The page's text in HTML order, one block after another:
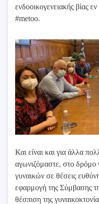
ενδοοικογενειακής βίας
#metoo.
Και είναι και για άλλα
αγωνιζόμαστε, στο δρόμο
γυναικών σε θέσεις
εφαρμογή της Σύμβασης
θέσπιση της